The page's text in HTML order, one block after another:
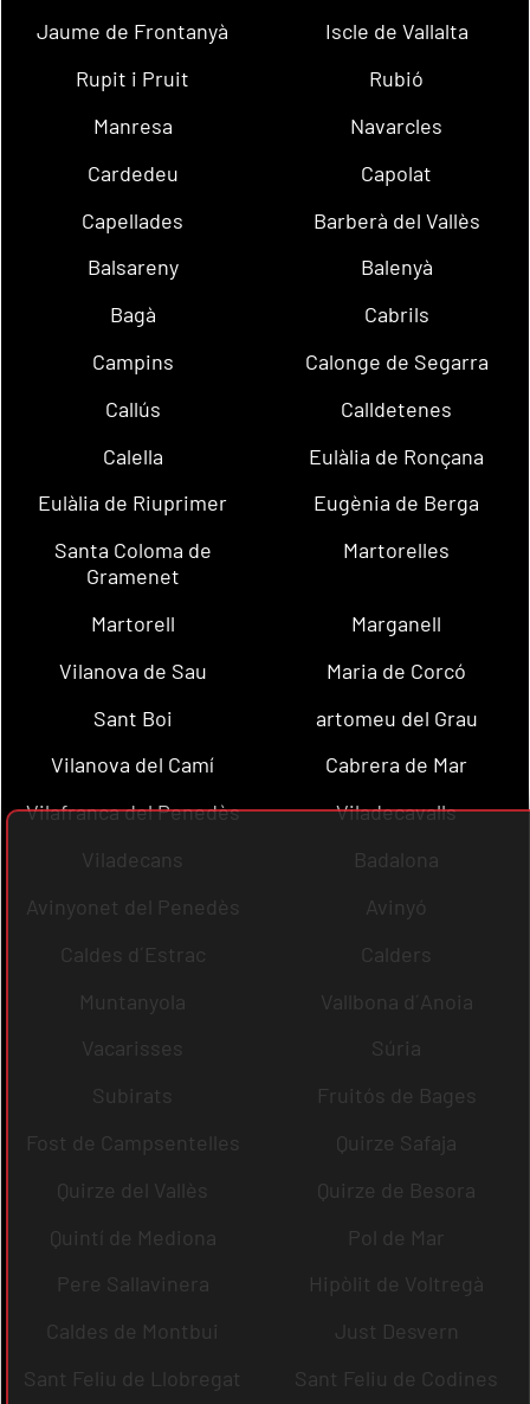
Jaume de Frontanyà
Iscle de Vallalta
Rupit i Pruit
Rubió
Manresa
Navarcles
Cardedeu
Capolat
Capellades
Barberà del Vallès
Balsareny
Balenyà
Bagà
Cabrils
Campins
Calonge de Segarra
Callús
Calldetenes
Calella
Eulàlia de Ronçana
Eulàlia de Riuprimer
Eugènia de Berga
Santa Coloma de
Gramenet
Martorelles
Martorell
Marganell
Vilanova de Sau
Maria de Corcó
Sant Boi
artomeu del Grau
Vilanova del Camí
Cabrera de Mar
Vilafranca del Penedès
Viladecavalls
Viladecans
Badalona
Avinyonet del Penedès
Avinyó
Caldes d´Estrac
Calders
Muntanyola
Vallbona d´Anoia
Vacarisses
Súria
Subirats
Fruitós de Bages
Fost de Campsentelles
Quirze Safaja
Quirze del Vallès
Quirze de Besora
Quintí de Mediona
Pol de Mar
Pere Sallavinera
Hipòlit de Voltregà
Caldes de Montbui
Just Desvern
Sant Feliu de Llobregat
Sant Feliu de Codines